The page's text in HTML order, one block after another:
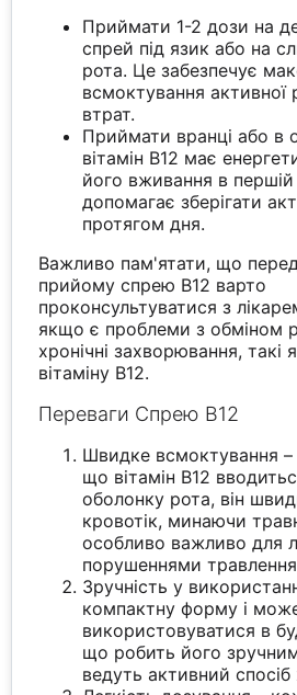
Приймати 1-2 дози на
спрей під язик або на
рота. Це забезпечує
всмоктування активної
втрат.
Приймати вранці або в
вітамін B12 має
його вживання в першій
допомагає зберігати
протягом дня.
Важливо пам'ятати, що
прийому спрею B12 варто
проконсультуватися з
якщо є проблеми з обміном
хронічні захворювання, такі
вітаміну B12.
Переваги Спрею B12
Швидке всмоктування –
що вітамін B12
оболонку рота, він
кровотік, минаючи
особливо важливо для
порушеннями
Зручність у
компактну форму і
використовуватися в
що робить його
ведуть активний